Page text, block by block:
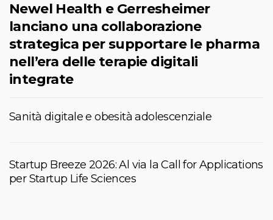
Newel Health e Gerresheimer
lanciano una collaborazione
strategica per supportare le pharma
nell’era delle terapie digitali
integrate
Sanità digitale e obesità adolescenziale
Startup Breeze 2026: Al via la Call for Applications
per Startup Life Sciences